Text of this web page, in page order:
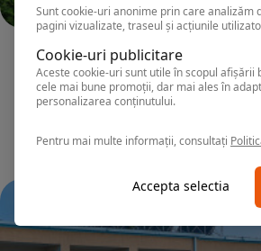
NEPTUN
Hotel 2D RESORT
Sunt cookie-uri anonime prin care analizăm
pagini vizualizate, traseul și acțiunile
Cookie-uri publicitare
Aceste cookie-uri sunt utile în scopul afișării
cele mai bune promoții, dar mai ales în
personalizarea conținutului.
Pentru mai multe informații, consultați
Accepta selectia